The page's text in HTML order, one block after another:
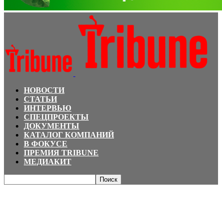
НОВОСТИ
СТАТЬИ
ИНТЕРВЬЮ
СПЕЦПРОЕКТЫ
ДОКУМЕНТЫ
КАТАЛОГ КОМПАНИЙ
В ФОКУСЕ
ПРЕМИЯ TRIBUNE
МЕДИАКИТ